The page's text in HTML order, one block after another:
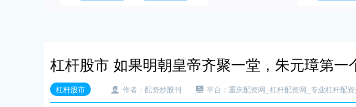
杠杆股市 如果明朝皇帝齐聚一堂，朱元璋第一
杠杆股市 作者：配资炒股刊 平台：重庆配资网_杠杆配资网_专业杠杆配